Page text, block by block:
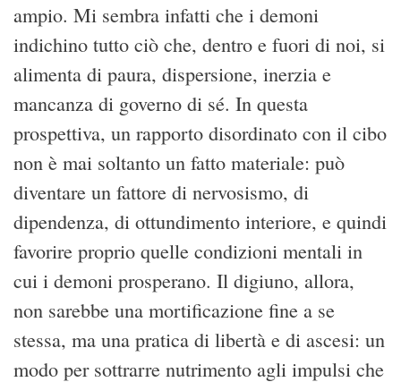
ampio. Mi sembra infatti che i demoni
indichino tutto ciò che, dentro e fuori di noi, si
alimenta di paura, dispersione, inerzia e
mancanza di governo di sé. In questa
prospettiva, un rapporto disordinato con il cibo
non è mai soltanto un fatto materiale: può
diventare un fattore di nervosismo, di
dipendenza, di ottundimento interiore, e quindi
favorire proprio quelle condizioni mentali in
cui i demoni prosperano. Il digiuno, allora,
non sarebbe una mortificazione fine a se
stessa, ma una pratica di libertà e di ascesi: un
modo per sottrarre nutrimento agli impulsi che